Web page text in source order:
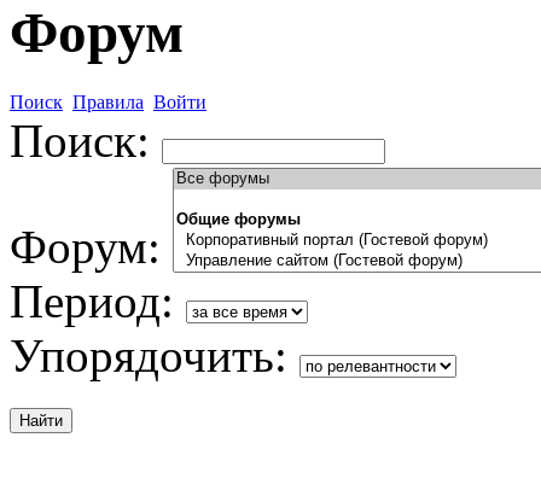
Форум
Поиск Правила Войти
Поиск:
Форум:
Период:
Упорядочить: